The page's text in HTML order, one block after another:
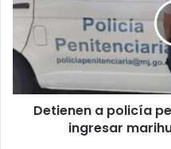
penitenciaria
intentar
ingresar
marihuana
a
Detienen a policía
ingresar